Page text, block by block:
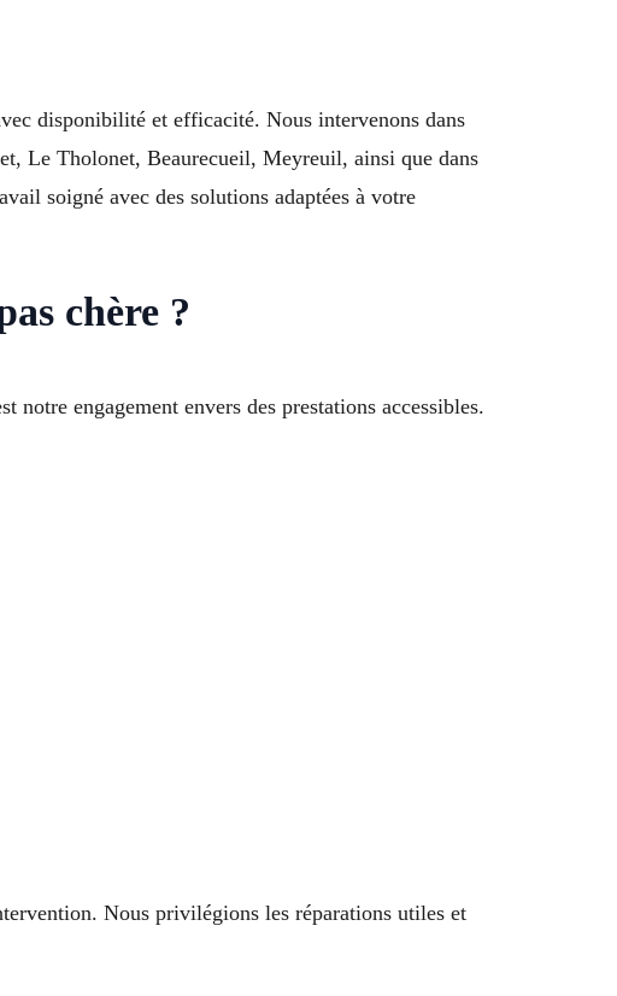
disponibilité et efficacité. Nous intervenons dans
Le Tholonet, Beaurecueil, Meyreuil, ainsi que dans
soigné avec des solutions adaptées à votre
chère ?
engagement envers des prestations accessibles.
Nous privilégions les réparations utiles et